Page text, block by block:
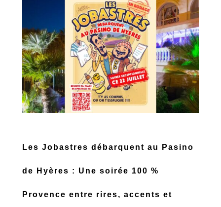
Les Jobastres débarquent au Pasino
de Hyères : Une soirée 100 %
Provence entre rires, accents et